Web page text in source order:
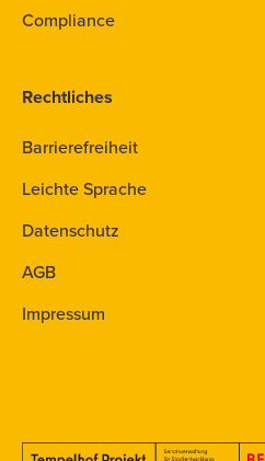
Compliance
Rechtliches
Barrierefreiheit
Leichte Sprache
Datenschutz
AGB
Impressum